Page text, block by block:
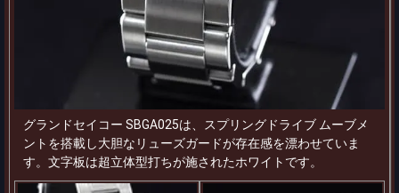
グランドセイコー SBGA025は、スプリングドライブ ムーブメ
ントを搭載し大胆なリューズガードが存在感を漂わせていま
す。文字板は超立体型打ちが施されたホワイトです。